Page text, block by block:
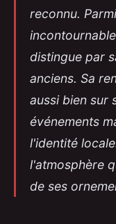
reconnu.
distingue par
anciens. Sa
aussi bien sur
événements
l'identité
l'atmosphère
de ses